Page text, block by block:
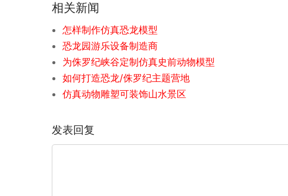
相关新闻
怎样制作仿真恐龙模型
恐龙园游乐设备制造商
为侏罗纪峡谷定制仿真史前动物模型
如何打造恐龙/侏罗纪主题营地
仿真动物雕塑可装饰山水景区
发表回复